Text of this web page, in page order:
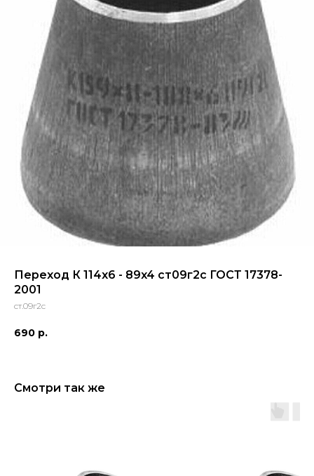
Переход К 114x6 - 89x4 ст09г2с ГОСТ 17378-
2001
ст.09г2с
690 р.
Смотри так же